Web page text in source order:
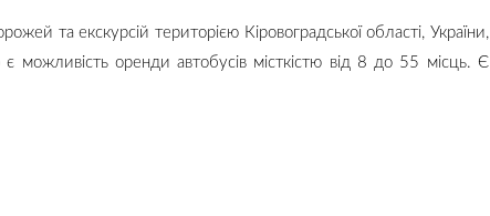
та екскурсій територією Кіровоградської області, України,
можливість оренди автобусів місткістю від 8 до 55 місць. Є